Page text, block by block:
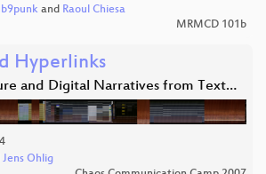
b9punk and Raoul Chiesa
MRMCD 101b
Hyperlinks
and Digital Narratives from Text…
Jens Ohlig